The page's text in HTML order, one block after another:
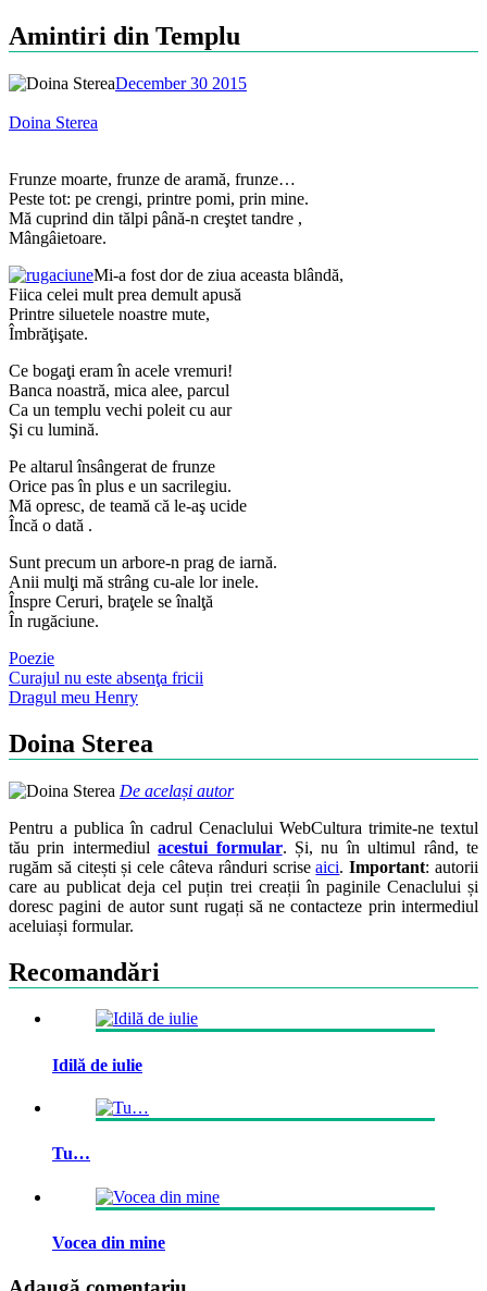
Amintiri din Templu
December 30 2015
Doina Sterea
Frunze moarte, frunze de aramă, frunze…
Peste tot: pe crengi, printre pomi, prin mine.
Mă cuprind din tălpi până-n creştet tandre ,
Mângâietoare.
Mi-a fost dor de ziua aceasta blândă,
Fiica celei mult prea demult apusă
Printre siluetele noastre mute,
Îmbrăţişate.
Ce bogaţi eram în acele vremuri!
Banca noastră, mica alee, parcul
Ca un templu vechi poleit cu aur
Şi cu lumină.
Pe altarul însângerat de frunze
Orice pas în plus e un sacrilegiu.
Mă opresc, de teamă că le-aş ucide
Încă o dată .
Sunt precum un arbore-n prag de iarnă.
Anii mulţi mă strâng cu-ale lor inele.
Înspre Ceruri, braţele se înalţă
În rugăciune.
Poezie
Post
navigation
Curajul nu este absenţa fricii
Dragul meu Henry
Doina Sterea
De același autor
Pentru a publica în cadrul Cenaclului WebCultura trimite-ne textul
tău prin intermediulacestui formular. Și, nu în ultimul rând, te
rugăm să citești și cele câteva rânduri scriseaici.Important: autorii
care au publicat deja cel puțin trei creații în paginile Cenaclului și
doresc pagini de autor sunt rugați să ne contacteze prin intermediul
aceluiași formular.
Recomandări
Idilă de iulie
Tu…
Vocea din mine